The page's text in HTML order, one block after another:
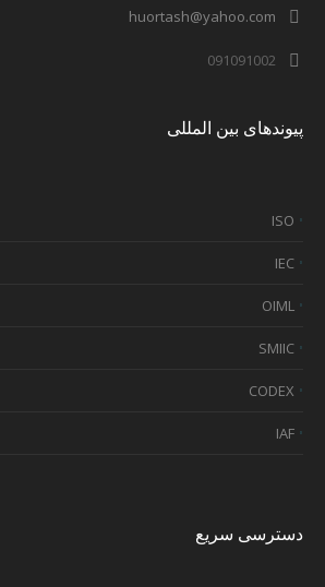
huortash@yahoo.com
091091002
پیوندهای بین المللی
ISO
IEC
OIML
SMIIC
CODEX
IAF
دسترسی سریع